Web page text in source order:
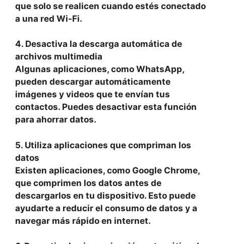
que solo se realicen cuando estés conectado
a una red Wi-Fi.
4. Desactiva la descarga automática de
archivos multimedia
Algunas aplicaciones, como WhatsApp,
pueden descargar automáticamente
imágenes y videos que te envían tus
contactos. Puedes desactivar esta función
para ahorrar datos.
5. Utiliza aplicaciones que compriman los
datos
Existen aplicaciones, como Google Chrome,
que comprimen los datos antes de
descargarlos en tu dispositivo. Esto puede
ayudarte a reducir el consumo de datos y a
navegar más rápido en internet.